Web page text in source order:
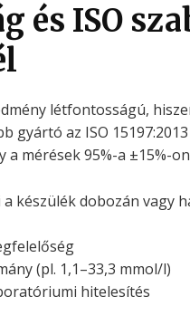
és ISO
létfontosságú,
gyártó az ISO
a mérések 95%-a ±15%-
készülék dobozán vagy
(pl. 1,1–33,3 mmol/l)
hitelesítés